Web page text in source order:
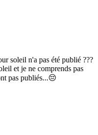
soleil n'a pas été publié ???
et je ne comprends pas
pas publiés...😔